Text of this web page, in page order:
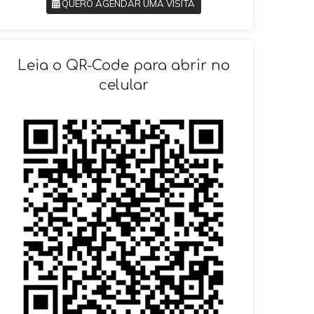
QUERO AGENDAR UMA VISITA
VOLTAR
Leia o QR-Code para abrir no
celular